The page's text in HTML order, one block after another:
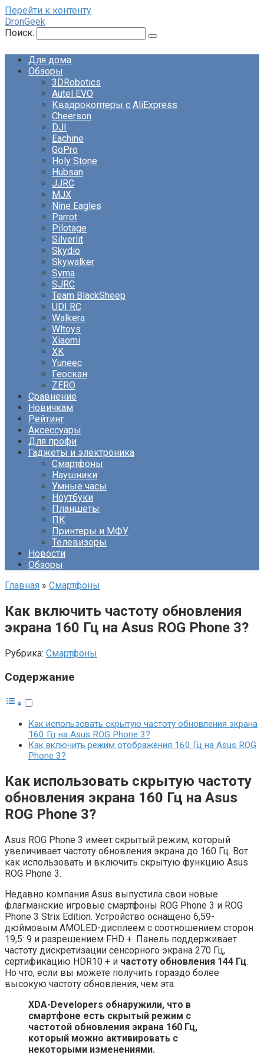
Перейти к контенту
DronGeek
Поиск:
Для дома
Обзоры
3DRobotics
Autel EVO
Квадрокоптеры с AliExpress
Cheerson
DJI
Eachine
GoPro
Holy Stone
Hubsan
JJRC
MJX
Nine Eagles
Parrot
Pilotage
Silverlit
Skydio
Skywalker
Syma
SJRC
Team BlackSheep
UDI RC
Walkera
Wltoys
Xiaomi
XK
Yuneec
Геоскан
ZERO
Сравнение
Новичкам
Рейтинг
Аксессуары
Для профи
Гаджеты и электроника
Смартфоны
Наушники
Умные часы
Ноутбуки
Планшеты
ПК
Принтеры и МФУ
Телевизоры
Новости
Обзоры
Главная » Смартфоны
Как включить частоту обновления
экрана 160 Гц на Asus ROG Phone 3?
Рубрика: Смартфоны
Содержание
Как использовать скрытую частоту обновления экрана
160 Гц на Asus ROG Phone 3?
Как включить режим отображения 160 Гц на Asus ROG
Phone 3?
Как использовать скрытую частоту
обновления экрана 160 Гц на Asus
ROG Phone 3?
Asus ROG Phone 3 имеет скрытый режим, который
увеличивает частоту обновления экрана до 160 Гц. Вот
как использовать и включить скрытую функцию Asus
ROG Phone 3.
Недавно компания Asus выпустила свои новые
флагманские игровые смартфоны ROG Phone 3 и ROG
Phone 3 Strix Edition. Устройство оснащено 6,59-
дюймовым AMOLED-дисплеем с соотношением сторон
19,5: 9 и разрешением FHD +. Панель поддерживает
частоту дискретизации сенсорного экрана 270 Гц,
сертификацию HDR10 + и частоту обновления 144 Гц.
Но что, если вы можете получить гораздо более
высокую частоту обновления, чем эта.
XDA-Developers обнаружили, что в
смартфоне есть скрытый режим с
частотой обновления экрана 160 Гц,
который можно активировать с
некоторыми изменениями.